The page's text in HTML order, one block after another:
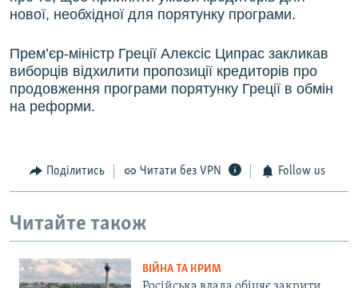
нової, необхідної для порятунку програми.
Прем’єр-міністр Греції Алексіс Ципрас закликав
виборців відхилити пропозиції кредиторів про
продовження програми порятунку Греції в обмін
на реформи.
Поділитись Читати без VPN Follow us
Читайте також
ВІЙНА ТА КРИМ